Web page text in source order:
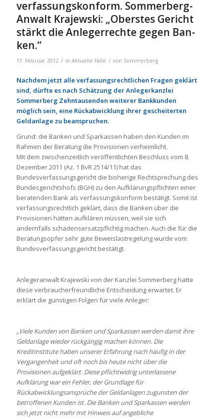
ver­fas­sungs­kon­form. Sommerberg-
Anwalt Kra­jew­ski: „Obers­tes Gericht
stärkt die Anle­ger­rechte gegen Ban­
ken.“
17. Februar 2012 / in Aktuelle Fälle / von Sommerberg
Nachdem jetzt alle verfassungsrechtlichen Fragen geklärt
sind, dürfte es nach Schätzung der Anlegerkanzlei
Sommerberg Zehntausenden weiterer Bankkunden
möglich sein, eine Rückabwicklung ihrer gescheiterten
Geldanlage zu beanspruchen.
Grund: die Banken und Sparkassen haben den Kunden im
Rahmen der Beratung die Provisionen verheimlicht.
Mit dem zwischenzeitlich veröffentlichten Beschluss vom 8.
Dezember 2011 (Az. 1 BvR 2514/11) hat das
Bundesverfassungsgericht die bisherige Rechtsprechung des
Bundesgerichtshofs (BGH) zu den Aufklärungspflichten einer
beratenden Bank als verfassungskonform bestätigt. Somit ist
verfassungsrechtlich geklärt, dass die Banken über die
Provisionen hätten aufklären müssen, weil sie sich
andernfalls schadensersatzpflichtig machen. Auch die für die
Beratungsopfer sehr gute Beweislastregelung wurde vom
Bundesverfassungsgericht bestätigt.
Anlegeranwalt Krajewski von der Kanzlei Sommerberg hatte
diese verbraucherfreundliche Entscheidung erwartet. Er
erklärt die günstigen Folgen für viele Anleger:
„Viele Kunden von Banken und Sparkassen werden damit ihre
Geldanlage wieder rückgängig machen können. Die
Kreditinstitute haben unserer Erfahrung nach häufig in der
Vergangenheit und oft noch bis heute nicht über die
Provisionen aufgeklärt. Diese pflichtwidrig unterlassene
Aufklärung war ein Fehler, der Grundlage für
Rückabwicklungsansprüche der Geldanlagen zugunsten der
betroffenen Kunden ist. Die Banken und Sparkassen werden
sich jetzt nicht mehr mit Hinweis auf angebliche